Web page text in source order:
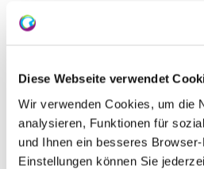
Diese Webseite verwendet
Wir verwenden Cookies, um die
analysieren, Funktionen für
und Ihnen ein besseres
Einstellungen können Sie
Winemaker Michael Günther
specialist trade
sparkling wine
wine export